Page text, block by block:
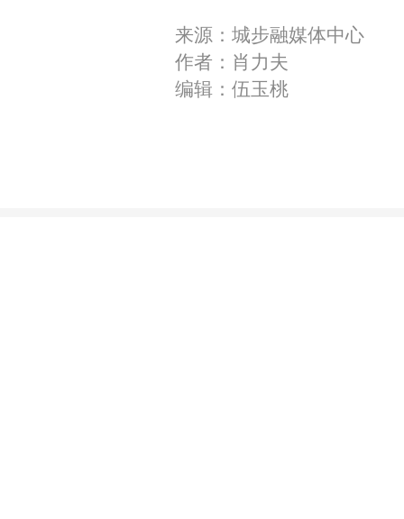
来源：城步融媒体中心
作者：肖力夫
编辑：伍玉桃